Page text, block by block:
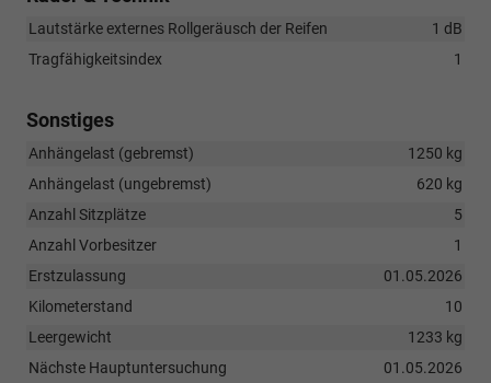
Lautstärke externes Rollgeräusch der Reifen
1 dB
Tragfähigkeitsindex
1
Sonstiges
Anhängelast (gebremst)
1250 kg
Anhängelast (ungebremst)
620 kg
Anzahl Sitzplätze
5
Anzahl Vorbesitzer
1
Erstzulassung
01.05.2026
Kilometerstand
10
Leergewicht
1233 kg
Nächste Hauptuntersuchung
01.05.2026